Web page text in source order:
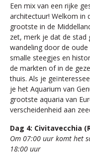
Een mix van een rijke
architectuur! Welkom in
grootste in de
zet, merk je dat de stad
wandeling door de
smalle steegjes en
de markten of in de
thuis. Als je
je het Aquarium van
grootste aquaria van
verscheidenheid aan
Dag 4: Civitavecchia
Om 07:00 uur komt het
18:00 uur